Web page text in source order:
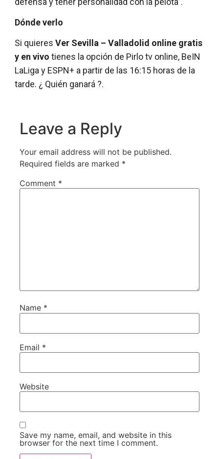
Dónde verlo
Si quieres Ver Sevilla – Valladolid online gratis
y en vivo tienes la opción de Pirlo tv online, BeIN
LaLiga y ESPN+ a partir de las 16:15 horas de la
tarde. ¿ Quién ganará ?.
Leave a Reply
Your email address will not be published.
Required fields are marked *
Comment *
Name *
Email *
Website
Save my name, email, and website in this
browser for the next time I comment.